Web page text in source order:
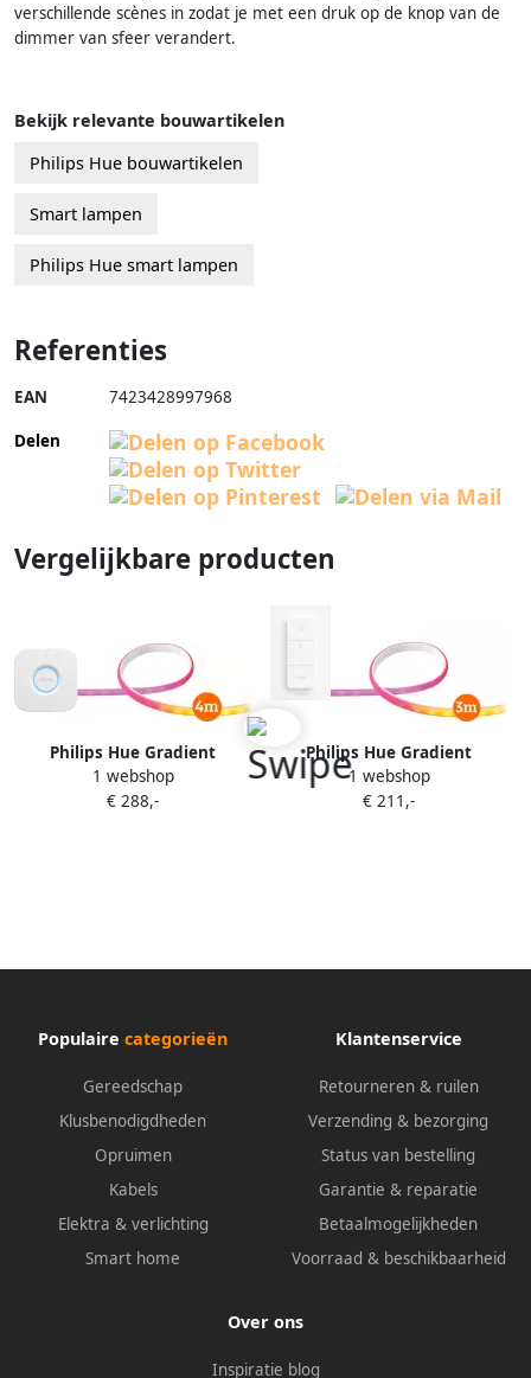
verschillende scènes in zodat je met een druk op de knop van de
dimmer van sfeer verandert.
Bekijk relevante bouwartikelen
Philips Hue bouwartikelen
Smart lampen
Philips Hue smart lampen
Referenties
EAN 7423428997968
Delen
Vergelijkbare producten
Philips Hue Gradient
Lightstrip basisset 4 meter +
Bridge
1 webshop
€ 288,-
Philips Hue Gradient
Lightstrip basisset 3 meter +
Draadloze dimmer
1 webshop
€ 211,-
Populaire categorieën
Gereedschap
Klusbenodigdheden
Opruimen
Kabels
Elektra & verlichting
Smart home
Klantenservice
Retourneren & ruilen
Verzending & bezorging
Status van bestelling
Garantie & reparatie
Betaalmogelijkheden
Voorraad & beschikbaarheid
Over ons
Inspiratie blog